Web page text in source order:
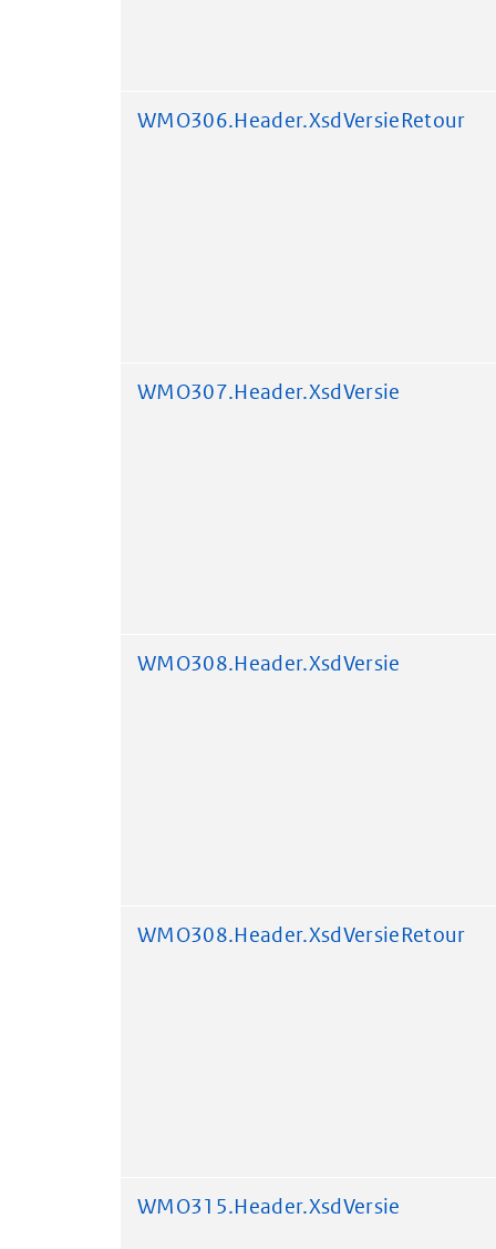
WMO306.Header.XsdVersieRetour
WMO307.Header.XsdVersie
WMO308.Header.XsdVersie
WMO308.Header.XsdVersieRetour
WMO315.Header.XsdVersie